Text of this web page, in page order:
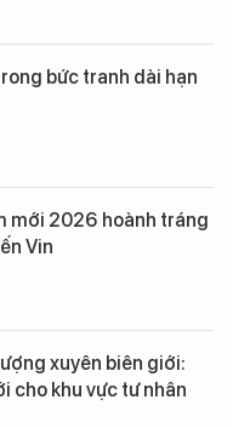
bức tranh dài hạn
mới 2026 hoành tráng
Vin
xuyên biên giới:
cho khu vực tư nhân